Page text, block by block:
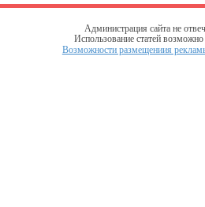
Администрация сайта не
Использование статей
Возможности размещениия